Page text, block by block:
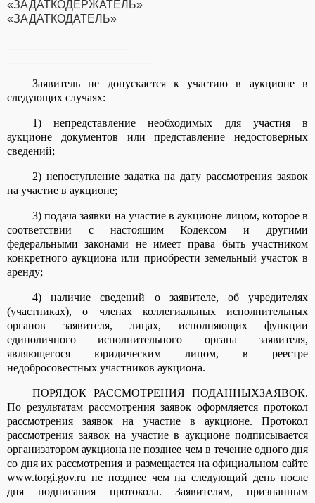
«ЗАДАТКОДЕРЖАТЕЛЬ»
«ЗАДАТКОДАТЕЛЬ»
Заявитель не допускается к участию в аукционе в
следующих случаях:
1) непредставление необходимых для участия в
аукционе документов или представление недостоверных
сведений;
2) непоступление задатка на дату рассмотрения заявок
на участие в аукционе;
3) подача заявки на участие в аукционе лицом, которое в
соответствии с настоящим Кодексом и другими
федеральными законами не имеет права быть участником
конкретного аукциона или приобрести земельный участок в
аренду;
4) наличие сведений о заявителе, об учредителях
(участниках), о членах коллегиальных исполнительных
органов заявителя, лицах, исполняющих функции
единоличного исполнительного органа заявителя,
являющегося юридическим лицом, в реестре
недобросовестных участников аукциона.
ПОРЯДОК РАССМОТРЕНИЯ ПОДАННЫХЗАЯВОК.
По результатам рассмотрения заявок оформляется протокол
рассмотрения заявок на участие в аукционе. Протокол
рассмотрения заявок на участие в аукционе подписывается
организатором аукциона не позднее чем в течение одного дня
со дня их рассмотрения и размещается на официальном сайте
www.torgi.gov.ru не позднее чем на следующий день после
дня подписания протокола. Заявителям, признанным